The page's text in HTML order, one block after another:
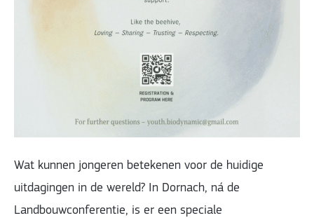
Wat kunnen jongeren betekenen voor de huidige
uitdagingen in de wereld? In Dornach, ná de
Landbouwconferentie, is er een speciale